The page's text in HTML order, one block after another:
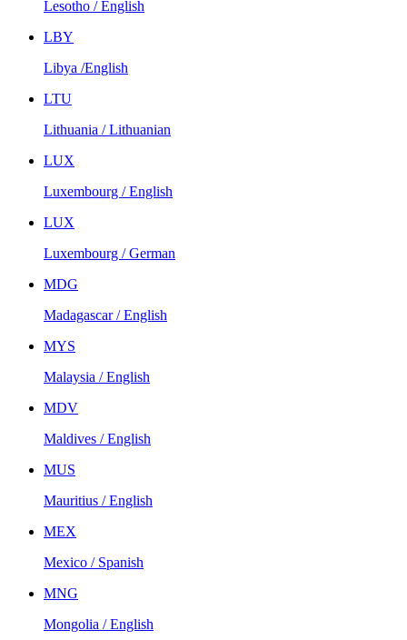
Lesotho / English
LBY
Libya /English
LTU
Lithuania / Lithuanian
LUX
Luxembourg / English
LUX
Luxembourg / German
MDG
Madagascar / English
MYS
Malaysia / English
MDV
Maldives / English
MUS
Mauritius / English
MEX
Mexico / Spanish
MNG
Mongolia / English